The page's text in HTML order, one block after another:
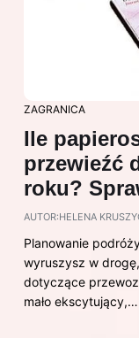
ZAGRANICA
Ile
przewieźć
roku?
AUTOR:HELENA
Planowanie
wyruszysz w
dotyczące
mało ekscytujący,…